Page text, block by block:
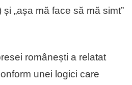
„așa mă face să mă simt”
românești a relatat
unei logici care